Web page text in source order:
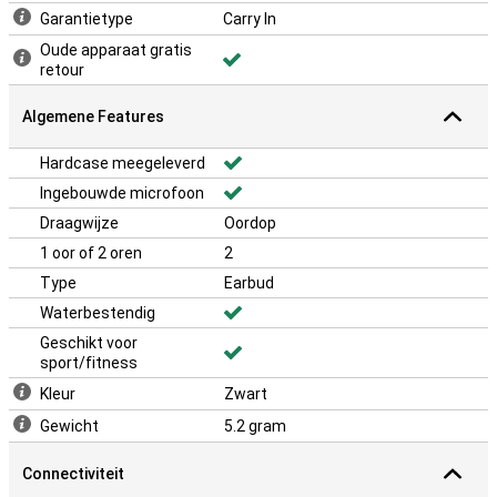
Garantietype
Carry In
Oude apparaat gratis
retour
Algemene Features
Hardcase meegeleverd
Ingebouwde microfoon
Draagwijze
Oordop
1 oor of 2 oren
2
Type
Earbud
Waterbestendig
Geschikt voor
sport/fitness
Kleur
Zwart
Gewicht
5.2 gram
Connectiviteit